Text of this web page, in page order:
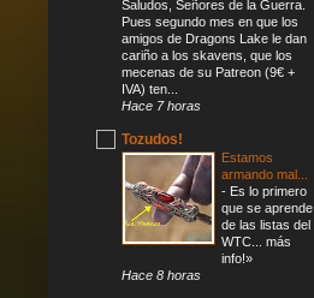
Saludos, Señores de la Guerra.
Pues segundo mes en que los
amigos de Dragons Lake le dan
cariño a los skavens, que los
mecenas de su Patreon (9€ +
IVA) ten...
Hace 7 horas
Tozudos!
Estamos
armando mal...
- Es lo primero
que se aprende
de las listas del
WTC... más
info!»
Hace 8 horas